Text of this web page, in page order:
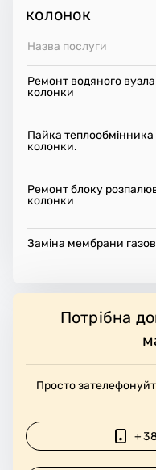
колонок
Назва послуги
Ремонт водяного вузла
колонки
Пайка теплообмінника
колонки.
Ремонт блоку
колонки
Заміна мембрани
Потрібна
Просто